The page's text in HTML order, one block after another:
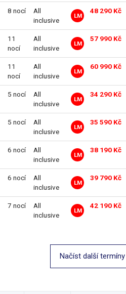
8 nocí
All
inclusive
LM
48 290 Kč
11
nocí
All
inclusive
LM
57 990 Kč
11
nocí
All
inclusive
LM
60 990 Kč
5 nocí
All
inclusive
LM
34 290 Kč
5 nocí
All
inclusive
LM
35 590 Kč
6 nocí
All
inclusive
LM
38 190 Kč
6 nocí
All
inclusive
LM
39 790 Kč
7 nocí
All
inclusive
LM
42 190 Kč
Načíst další termíny